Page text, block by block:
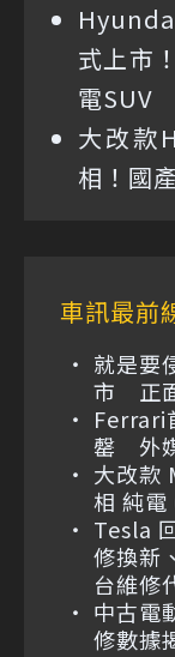
式上市
電SUV
大改款
相！國
車訊最前
就是要
市 正
Ferrari
罄 外
大改款
相 純電
Tesla
修換新
台維修
中古電
修數據